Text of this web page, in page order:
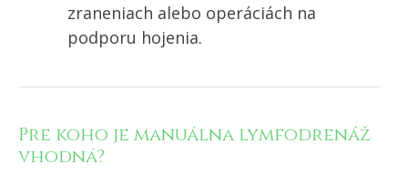
zraneniach alebo operáciách na
podporu hojenia.
Pre koho je manuálna lymfodrenáž
vhodná?